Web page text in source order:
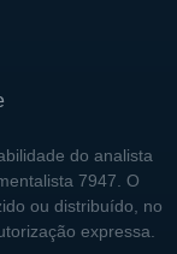
do analista
7947. O
ou distribuído, no
expressa.